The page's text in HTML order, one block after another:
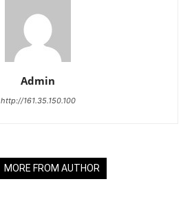
Admin
http://161.35.150.100
MORE FROM AUTHOR